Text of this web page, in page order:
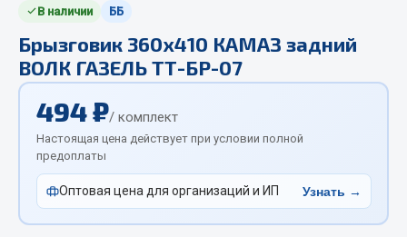
Отопители салона, подогреватели
Автономные воздушные отопители
Жидкостные подогреватели
Отопители салона
Подогреватели тосола
В наличии ББ
Брызговик 360х410 КАМАЗ задний
ВОЛК ГАЗЕЛЬ ТТ-БР-07
494 ₽/ комплект
Настоящая цена действует при условии полной
предоплаты
Оптовая цена для организаций и ИП Узнать →